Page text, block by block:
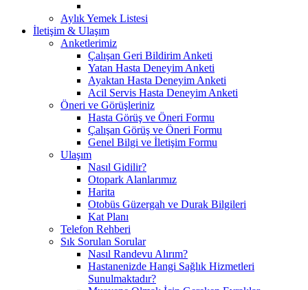
Aylık Yemek Listesi
İletişim & Ulaşım
Anketlerimiz
Çalışan Geri Bildirim Anketi
Yatan Hasta Deneyim Anketi
Ayaktan Hasta Deneyim Anketi
Acil Servis Hasta Deneyim Anketi
Öneri ve Görüşleriniz
Hasta Görüş ve Öneri Formu
Çalışan Görüş ve Öneri Formu
Genel Bilgi ve İletişim Formu
Ulaşım
Nasıl Gidilir?
Otopark Alanlarımız
Harita
Otobüs Güzergah ve Durak Bilgileri
Kat Planı
Telefon Rehberi
Sık Sorulan Sorular
Nasıl Randevu Alırım?
Hastanenizde Hangi Sağlık Hizmetleri
Sunulmaktadır?